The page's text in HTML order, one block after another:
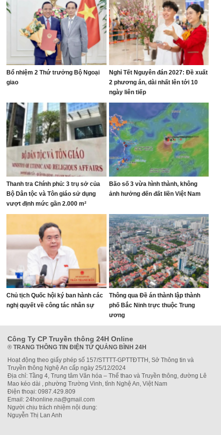
Bổ nhiệm 2 Thứ trưởng Bộ Ngoại
giao
Nghỉ Tết Nguyên đán 2027: Đề xuất
2 phương án, dài nhất lên tới 10
ngày liên tiếp
Thanh tra Chính phủ: 3 trụ sở của
Bộ Dân tộc và Tôn giáo sử dụng
vượt định mức gần 2.000 m²
Bão số 3 vừa hình thành, không
ảnh hưởng đến đất liền Việt Nam
Chủ tịch Quốc hội ký ban hành các
nghị quyết về công tác nhân sự
Thông qua Đề án thành lập thành
phố Bắc Ninh trực thuộc Trung
ương
Công Ty CP Truyền thông 24H Online
® TRANG THÔNG TIN ĐIỆN TỬ QUẢNG BÌNH 24H
Hoạt động theo giấy phép số 157/STTTT-GPTTĐTTH, Sở Thông tin và
Truyền thông Nghệ An cấp ngày 25/12/2024
Địa chỉ: Tầng 4, Trung tâm Văn hóa – Thể thao và Truyền thông, đường Lê
Mao kéo dài , phường Trường Vinh, tỉnh Nghệ An, Việt Nam
Điện thoại: 0987.429.809
Email: 24honline.na@gmail.com
Người chịu trách nhiệm nội dung:
Nguyễn Thị Lan Anh